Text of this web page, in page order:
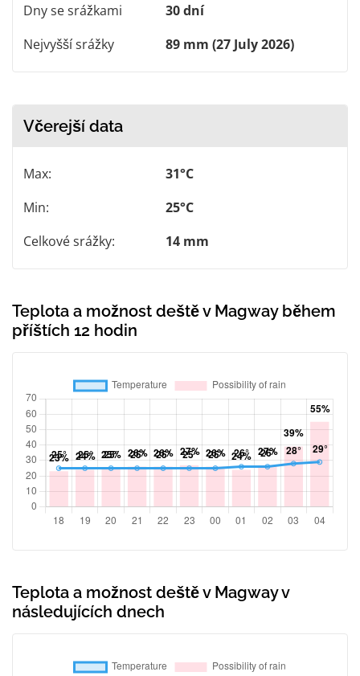
Dny se srážkami
30 dní
Nejvyšší srážky
89 mm (27 July 2026)
Včerejší data
Max:
31°C
Min:
25°C
Celkové srážky:
14 mm
Teplota a možnost deště v Magway během
příštích 12 hodin
Teplota a možnost deště v Magway v
následujících dnech